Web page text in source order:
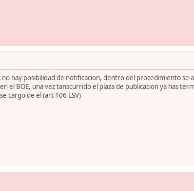
hay posibilidad de notificacion, dentro del procedimiento se
el BOE, una vez tanscurrido el plaza de publicacion ya has
cargo de el (art 106 LSV)